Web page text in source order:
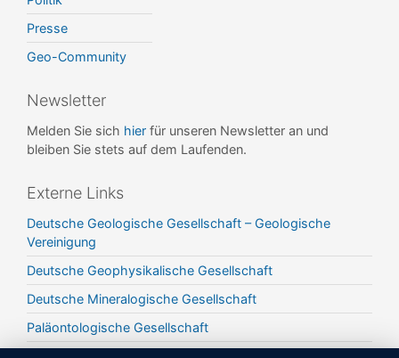
Presse
Geo-Community
Newsletter
Melden Sie sich hier für unseren Newsletter an und
bleiben Sie stets auf dem Laufenden.
Externe Links
Deutsche Geologische Gesellschaft – Geologische
Vereinigung
Deutsche Geophysikalische Gesellschaft
Deutsche Mineralogische Gesellschaft
Paläontologische Gesellschaft